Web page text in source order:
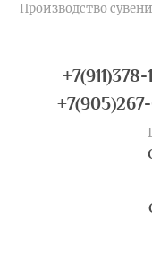
Производство